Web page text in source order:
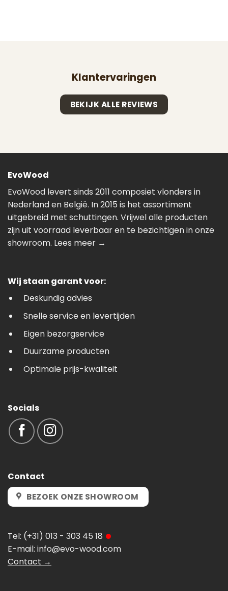
Klantervaringen
BEKIJK ALLE REVIEWS
EvoWood
EvoWood levert sinds 2011 composiet vlonders in
Nederland en België. In 2015 is het assortiment
uitgebreid met schuttingen. Vrijwel alle producten
zijn uit voorraad leverbaar en te bezichtigen in onze
showroom. Lees meer →
Wij staan garant voor:
Deskundig advies
Snelle service en levertijden
Eigen bezorgservice
Duurzame producten
Optimale prijs-kwaliteit
Socials
Contact
BEZOEK ONZE SHOWROOM
Tel: (+31) 013 - 303 45 18
E-mail: info@evo-wood.com
Contact →